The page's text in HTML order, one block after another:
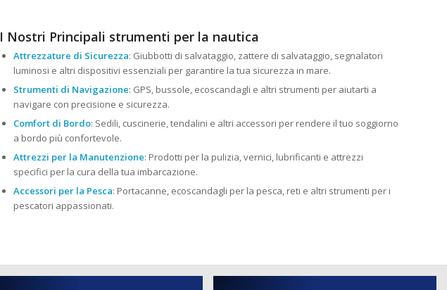
I Nostri Principali strumenti per la nautica
Attrezzature di Sicurezza: Giubbotti di salvataggio, zattere di salvataggio, segnalatori
luminosi e altri dispositivi essenziali per garantire la tua sicurezza in mare.
Strumenti di Navigazione: GPS, bussole, ecoscandagli e altri strumenti per aiutarti a
navigare con precisione e sicurezza.
Comfort di Bordo: Sedili, cuscinerie, tendalini e altri accessori per rendere il tuo soggiorno
a bordo più confortevole.
Attrezzi per la Manutenzione: Prodotti per la pulizia, vernici, lubrificanti e attrezzi
specifici per la cura della tua imbarcazione.
Accessori per la Pesca: Portacanne, ecoscandagli per la pesca, reti e altri strumenti per i
pescatori appassionati.